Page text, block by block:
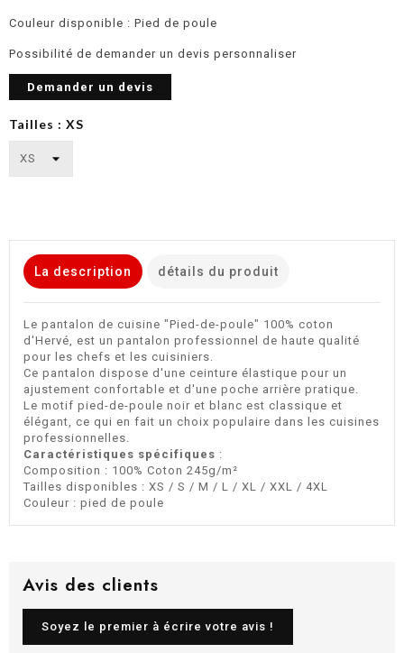
Couleur disponible : Pied de poule
Possibilité de demander un devis personnaliser
Demander un devis
Tailles : XS
La description détails du produit
Le pantalon de cuisine "Pied-de-poule" 100% coton
d'Hervé, est un pantalon professionnel de haute qualité
pour les chefs et les cuisiniers.
Ce pantalon dispose d'une ceinture élastique pour un
ajustement confortable et d'une poche arrière pratique.
Le motif pied-de-poule noir et blanc est classique et
élégant, ce qui en fait un choix populaire dans les cuisines
professionnelles.
Caractéristiques spécifiques :
Composition : 100% Coton 245g/m²
Tailles disponibles : XS / S / M / L / XL / XXL / 4XL
Couleur : pied de poule
Avis des clients
Soyez le premier à écrire votre avis !